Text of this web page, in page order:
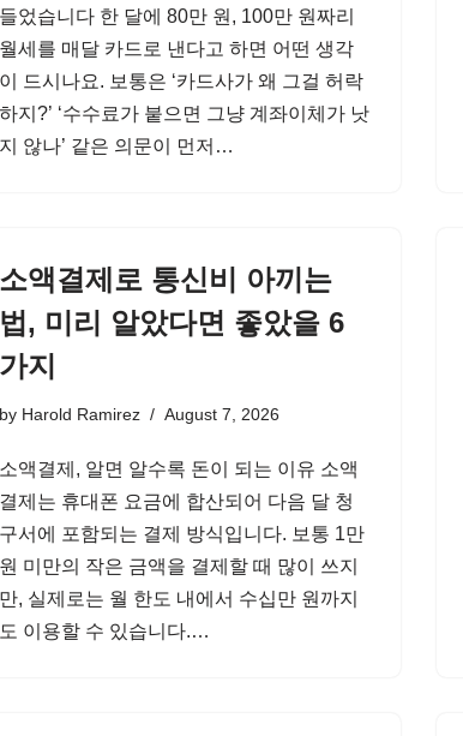
들었습니다 한 달에 80만 원, 100만 원짜리
월세를 매달 카드로 낸다고 하면 어떤 생각
이 드시나요. 보통은 ‘카드사가 왜 그걸 허락
하지?’ ‘수수료가 붙으면 그냥 계좌이체가 낫
지 않나’ 같은 의문이 먼저…
소액결제로 통신비 아끼는
법, 미리 알았다면 좋았을 6
가지
by Harold Ramirez August 7, 2026
소액결제, 알면 알수록 돈이 되는 이유 소액
결제는 휴대폰 요금에 합산되어 다음 달 청
구서에 포함되는 결제 방식입니다. 보통 1만
원 미만의 작은 금액을 결제할 때 많이 쓰지
만, 실제로는 월 한도 내에서 수십만 원까지
도 이용할 수 있습니다.…